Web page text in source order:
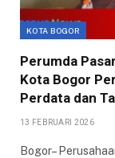
KOTA BOGOR
Perumda
Kota Bogor
Perdata dan
13 FEBRUARI 2026
Bogor–